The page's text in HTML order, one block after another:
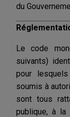
du
Le code
suivants)
pour
soumis à
sont tous
publique, à la